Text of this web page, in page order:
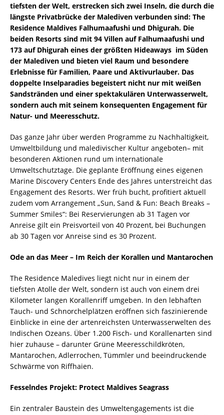
tiefsten der Welt, erstrecken sich zwei Inseln, die durch die
längste Privatbrücke der Malediven verbunden sind: The
Residence Maldives Falhumaafushi und Dhigurah. Die
beiden Resorts sind mit 94 Villen auf Falhumaafushi und
173 auf Dhigurah eines der größten Hideaways im Süden
der Malediven und bieten viel Raum und besondere
Erlebnisse für Familien, Paare und Aktivurlauber. Das
doppelte Inselparadies begeistert nicht nur mit weißen
Sandstränden und einer spektakulären Unterwasserwelt,
sondern auch mit seinem konsequenten Engagement für
Natur- und Meeresschutz.
Das ganze Jahr über werden Programme zu Nachhaltigkeit,
Umweltbildung und maledivischer Kultur angeboten– mit
besonderen Aktionen rund um internationale
Umweltschutztage. Die geplante Eröffnung eines eigenen
Marine Discovery Centers Ende des Jahres unterstreicht das
Engagement des Resorts. Wer früh bucht, profitiert aktuell
zudem vom Arrangement „Sun, Sand & Fun: Beach Breaks –
Summer Smiles“: Bei Reservierungen ab 31 Tagen vor
Anreise gilt ein Preisvorteil von 40 Prozent, bei Buchungen
ab 30 Tagen vor Anreise sind es 30 Prozent.
Ode an das Meer – Im Reich der Korallen und Mantarochen
The Residence Maledives liegt nicht nur in einem der
tiefsten Atolle der Welt, sondern ist auch von einem drei
Kilometer langen Korallenriff umgeben. In den lebhaften
Tauch- und Schnorchelplätzen eröffnen sich faszinierende
Einblicke in eine der artenreichsten Unterwasserwelten des
Indischen Ozeans. Über 1.200 Fisch- und Korallenarten sind
hier zuhause – darunter Grüne Meeresschildkröten,
Mantarochen, Adlerrochen, Tümmler und beeindruckende
Schwärme von Riffhaien.
Fesselndes Projekt: Protect Maldives Seagrass
Ein zentraler Baustein des Umweltengagements ist die